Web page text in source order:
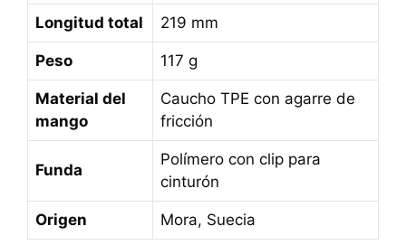
Longitud total 219 mm
Peso 117 g
Material del
mango
Caucho TPE con agarre de
fricción
Funda
Polímero con clip para
cinturón
Origen Mora, Suecia